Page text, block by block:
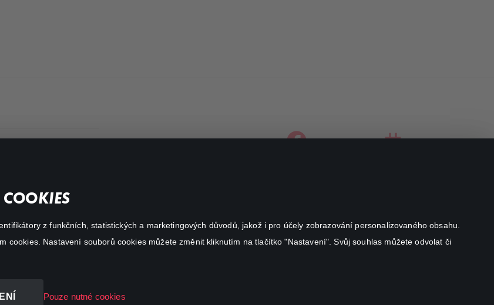
z funkčních, statistických a marketingových důvodů, jakož i pro účely zobrazování personalizovaného obsahu.
cookies. Nastavení souborů cookies můžete změnit kliknutím na tlačítko "Nastavení". Svůj souhlas můžete odvolat či
Pouze nutné cookies
facebookinstagram
Canal+ Luxembourg S. à r.l. se sídlem Rue Albert Borschette 4,